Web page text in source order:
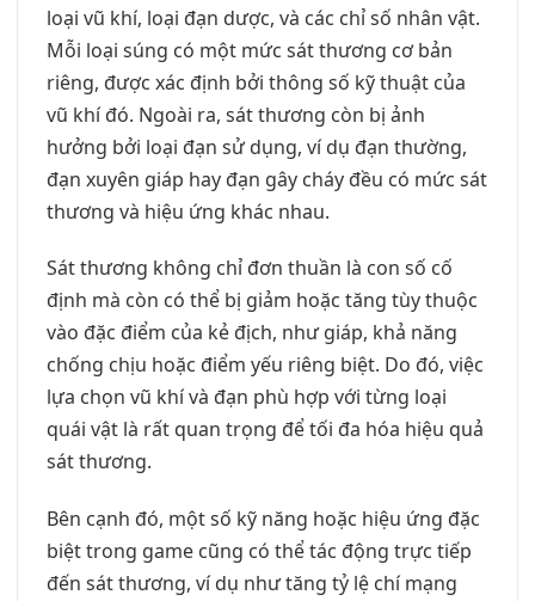
loại vũ khí, loại đạn dược, và các chỉ số nhân vật.
Mỗi loại súng có một mức sát thương cơ bản
riêng, được xác định bởi thông số kỹ thuật của
vũ khí đó. Ngoài ra, sát thương còn bị ảnh
hưởng bởi loại đạn sử dụng, ví dụ đạn thường,
đạn xuyên giáp hay đạn gây cháy đều có mức sát
thương và hiệu ứng khác nhau.
Sát thương không chỉ đơn thuần là con số cố
định mà còn có thể bị giảm hoặc tăng tùy thuộc
vào đặc điểm của kẻ địch, như giáp, khả năng
chống chịu hoặc điểm yếu riêng biệt. Do đó, việc
lựa chọn vũ khí và đạn phù hợp với từng loại
quái vật là rất quan trọng để tối đa hóa hiệu quả
sát thương.
Bên cạnh đó, một số kỹ năng hoặc hiệu ứng đặc
biệt trong game cũng có thể tác động trực tiếp
đến sát thương, ví dụ như tăng tỷ lệ chí mạng